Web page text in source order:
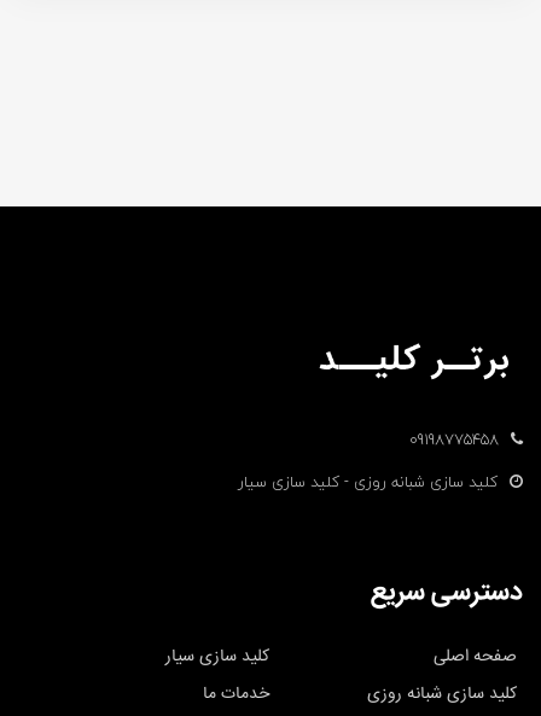
09198775458
کلید سازی شبانه روزی - کلید سازی سیار
دسترسی سریع
صفحه اصلی
کلید سازی سیار
کلید سازی شبانه روزی
خدمات ما